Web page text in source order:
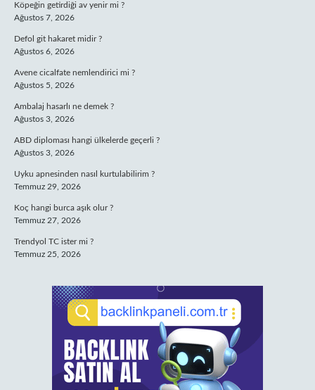
Köpeğin getirdiği av yenir mi ?
Ağustos 7, 2026
Defol git hakaret midir ?
Ağustos 6, 2026
Avene cicalfate nemlendirici mi ?
Ağustos 5, 2026
Ambalaj hasarlı ne demek ?
Ağustos 3, 2026
ABD diploması hangi ülkelerde geçerli ?
Ağustos 3, 2026
Uyku apnesinden nasıl kurtulabilirim ?
Temmuz 29, 2026
Koç hangi burca aşık olur ?
Temmuz 27, 2026
Trendyol TC ister mi ?
Temmuz 25, 2026